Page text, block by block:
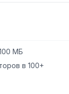
МБ
в 100+